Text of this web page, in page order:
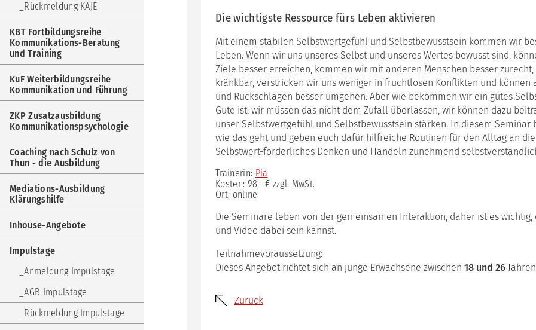
Beratung
und
Training
KuF
Weiterbildungsreihe
Kommunikation
und
Führung
ZKP
Zusatzausbildung
Kommunikationspsychologie
nach
Schulz
von
-
die
Ausbildung
Mediations-
Ausbildung
Inhouse-
Berater:innenteam
Philosophie
the
Institute
(English
version)
Kooperationen
Thun
Videos
Auszeichnungen
Arbeitskreis
KuK
Riemann-
Modell
das
Werte-
und
das
Modell
Die wichtigste Ressource fürs Leben aktivieren
Mit einem stabilen Selbstwertgefühl und Selbstbewusstsein kommen wir
Leben. Wenn wir uns unseres Selbst und unseres Wertes bewusst sind,
Ziele besser erreichen, kommen wir mit anderen Menschen besser zurecht,
kränkbar, verstricken wir uns weniger in fruchtlosen Konflikten und können
und Rückschlägen besser umgehen. Aber wie bekommen wir ein gutes
Gute ist, wir müssen das nicht dem Zufall überlassen, wir können dazu
unser Selbstwertgefühl und Selbstbewusstsein stärken. In diesem Seminar
wie das geht und geben euch dafür hilfreiche Routinen für den Alltag an die
Selbstwert-förderliches Denken und Handeln zunehmend
Trainerin: Pia
Kosten: 98,- € zzgl. MwSt.
Ort: online
Die Seminare leben von der gemeinsamen Interaktion, daher ist es wichtig,
und Video dabei sein kannst.
Teilnahmevoraussetzung:
Dieses Angebot richtet sich an junge Erwachsene zwischen 18 und 26
Zurück
Rückmeldung KAJE
KBT Fortbildungsreihe
Kommunikations-Beratung
und Training
KuF Weiterbildungsreihe
Kommunikation und Führung
ZKP Zusatzausbildung
Kommunikationspsychologie
Coaching nach Schulz von
Thun - die Ausbildung
Mediations-Ausbildung
Klärungshilfe
Inhouse-Angebote
Impulstage
Anmeldung Impulstage
AGB Impulstage
Rückmeldung Impulstage